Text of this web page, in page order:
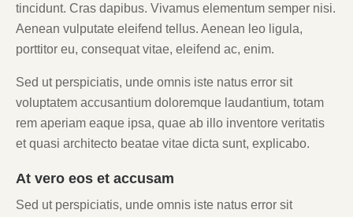
tincidunt. Cras dapibus. Vivamus elementum semper nisi.
Aenean vulputate eleifend tellus. Aenean leo ligula,
porttitor eu, consequat vitae, eleifend ac, enim.
Sed ut perspiciatis, unde omnis iste natus error sit
voluptatem accusantium doloremque laudantium, totam
rem aperiam eaque ipsa, quae ab illo inventore veritatis
et quasi architecto beatae vitae dicta sunt, explicabo.
At vero eos et accusam
Sed ut perspiciatis, unde omnis iste natus error sit